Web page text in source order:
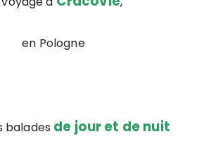
en Pologne
balades de jour et de nuit